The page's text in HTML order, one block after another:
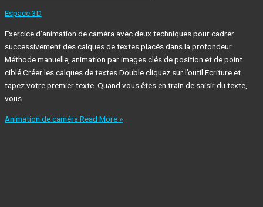
Espace 3D
Exercice d’animation de caméra avec deux techniques pour cadrer
successivement des calques de textes placés dans la profondeur
Méthode manuelle, animation par images clés de position et de point
ciblé Créer les calques de textes Double cliquez sur l’outil Ecriture et
tapez votre premier texte. Quand vous êtes en train de saisir du texte,
vous
Animation de caméraRead More »